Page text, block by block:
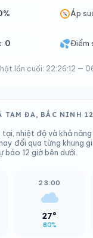
Áp
0 Điểm
lần cuối: 22:26:12 —
TAM ĐA, BẮC NINH
tại, nhiệt độ và khả
đổi qua từng khung
12 giờ bên dưới.
23:00
27°
80%